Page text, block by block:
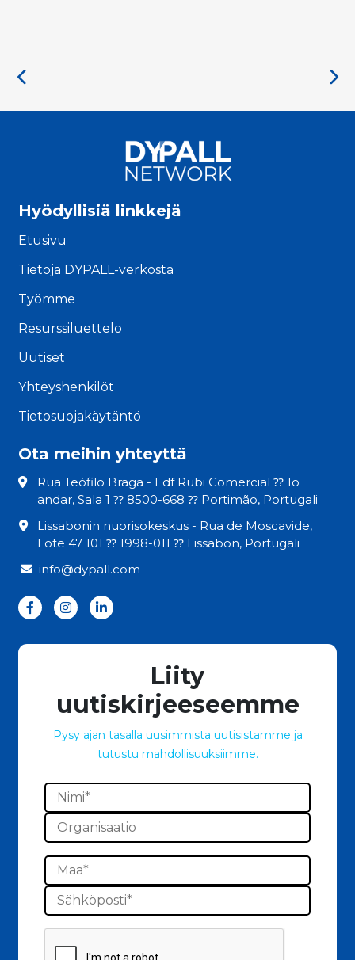
Hyödyllisiä linkkejä
Etusivu
Tietoja DYPALL-verkosta
Työmme
Resurssiluettelo
Uutiset
Yhteyshenkilöt
Tietosuojakäytäntö
Ota meihin yhteyttä
Rua Teófilo Braga - Edf Rubi Comercial ⁇ 1o
andar, Sala 1 ⁇ 8500-668 ⁇ Portimão, Portugali
Lissabonin nuorisokeskus - Rua de Moscavide,
Lote 47 101 ⁇ 1998-011 ⁇ Lissabon, Portugali
info@dypall.com
Liity
uutiskirjeeseemme
Pysy ajan tasalla uusimmista uutisistamme ja
tutustu mahdollisuuksiimme.